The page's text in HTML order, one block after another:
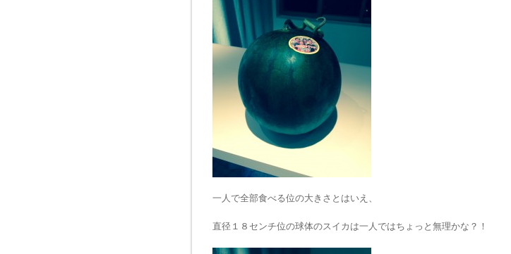
一人で全部食べる位の大きさとはいえ、
直径１８センチ位の球体のスイカは一人ではちょっと無理かな？！